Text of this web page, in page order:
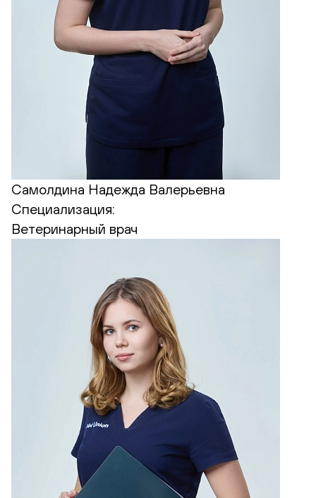
Самолдина Надежда Валерьевна
Специализация:
Ветеринарный врач